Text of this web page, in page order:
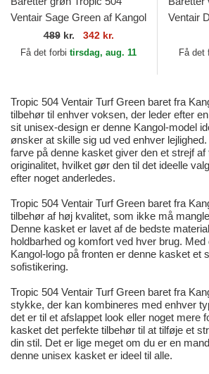
Ventair Sage Green af Kangol
489kr. 342 kr.
Få det forbi tirsdag, aug. 11
Ventair
Få det
Tropic 504 Ventair Turf Green baret fra
tilbehør til enhver voksen, der leder efter
sit unisex-design er denne Kangol-model
ønsker at skille sig ud ved enhver
farve på denne kasket giver den et strejf af
originalitet, hvilket gør den til det ideelle
efter noget anderledes.
Tropic 504 Ventair Turf Green baret fra
tilbehør af høj kvalitet, som ikke må
Denne kasket er lavet af de bedste
holdbarhed og komfort ved hver brug.
Kangol-logo på fronten er denne kasket et
sofistikering.
Tropic 504 Ventair Turf Green baret fra
stykke, der kan kombineres med enhver
det er til et afslappet look eller noget mere
kasket det perfekte tilbehør til at tilføje et
din stil. Det er lige meget om du er en
denne unisex kasket er ideel til alle.